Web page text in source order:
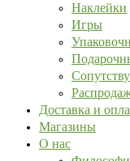
Наклейки
Игры
Доставка и
Магазины
О нас